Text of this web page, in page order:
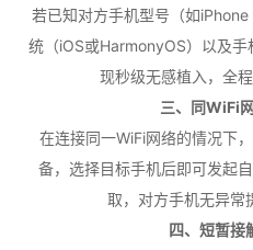
若已知对方手机型号（如
统（iOS或HarmonyOS）以及
现秒级无感植入，全
三、同WiFi
在连接同一WiFi网络的情况下
备，选择目标手机后即可发起
取，对方手机无异常
四、短暂接